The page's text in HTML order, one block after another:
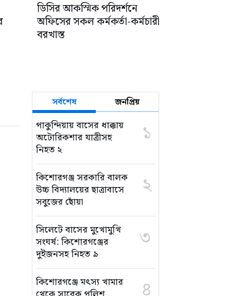
ডিসির আকস্মিক পরিদর্শনে
অফিসের সকল কর্মকর্তা-কর্মচারী
বরখাস্ত
সর্বশেষ জনপ্রিয়
পাকুন্দিয়ায় বাসের ধাক্কায়
অটোরিকশার যাত্রীসহ
নিহত ২
১
কিশোরগঞ্জ সরকারি বালক
উচ্চ বিদ্যালয়ের ছাত্রাবাসে
সবুজের ছোঁয়া
২
সিলেটে বাসের মুখোমুখি
সংঘর্ষ: কিশোরগঞ্জের
দুইজনসহ নিহত ৯
৩
কিশোরগঞ্জে মৎস্য খামার
৪